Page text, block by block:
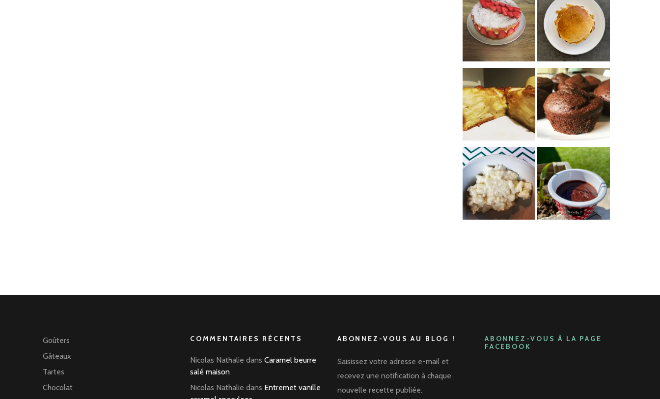
Goûters
Gâteaux
Tartes
Chocolat
COMMENTAIRES RÉCENTS
Nicolas Nathalie dans Caramel beurre
salé maison
Nicolas Nathalie dans Entremet vanille
ABONNEZ-VOUS AU BLOG !
Saisissez votre adresse e-mail et
recevez une notification à chaque
nouvelle recette publiée.
ABONNEZ-VOUS À LA PAGE
FACEBOOK